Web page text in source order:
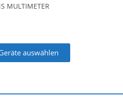
MULTIMETER
auswählen